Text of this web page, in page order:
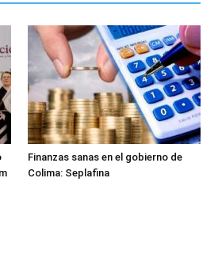
Finanzas sanas en el gobierno de
Colima: Seplafina